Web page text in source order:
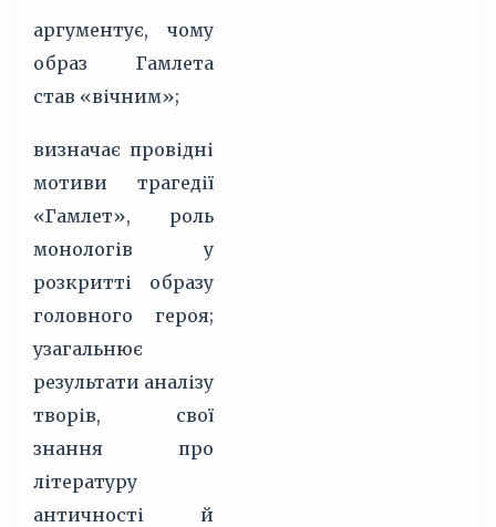
аргументує, чому
образ Гамлета
став «вічним»;
визначає провідні
мотиви трагедії
«Гамлет», роль
монологів у
розкритті образу
головного героя;
узагальнює
результати аналізу
творів, свої
знання про
літературу
античності й